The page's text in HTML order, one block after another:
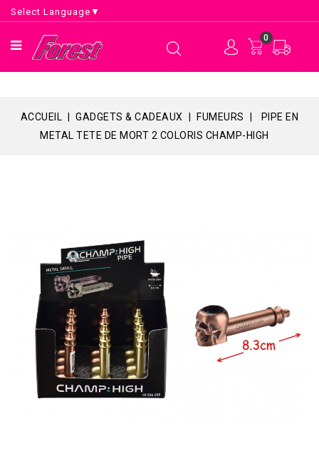
Select Language ▼
0
ACCUEIL GADGETS & CADEAUX FUMEURS
PIPE EN
METAL TETE DE MORT 2 COLORIS CHAMP-HIGH